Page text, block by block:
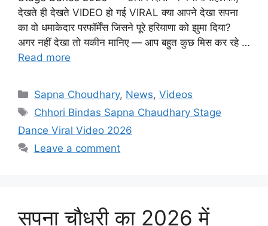
देखते ही देखते VIDEO हो गई VIRAL क्या आपने देखा सपना
का वो धमाकेदार परफॉर्मेंस जिसने पूरे हरियाणा को झुमा दिया?
अगर नहीं देखा तो यकीन मानिए — आप बहुत कुछ मिस कर रहे …
Read more
Categories
Sapna Choudhary, News,Videos
Tags
Chhori Bindas Sapna Chaudhary Stage
Dance Viral Video 2026
Leave a comment
सपना चौधरी का 2026 में